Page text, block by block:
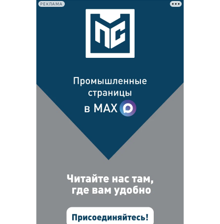
РЕКЛАМА